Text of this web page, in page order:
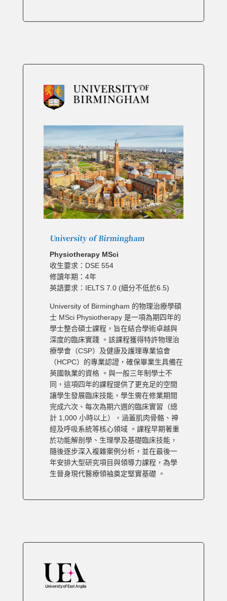
University of Birmingham
Physiotherapy MSci
收生要求：DSE 554
修讀年期：4年
英語要求：IELTS 7.0 (細分不低於6.5)
University of Birmingham 的物理治療學碩
士 MSci Physiotherapy 是一項為期四年的
學士整合碩士課程，旨在結合學術卓越與
深度的臨床實踐 。該課程獲得特許物理治
療學會（CSP）及健康及護理專業協會
（HCPC）的專業認證，確保畢業生具備在
英國執業的資格 。與一般三年制學士不
同，這項四年的課程提供了更充足的空間
讓學生發展臨床技能，學生需在修業期間
完成六次、每次為期六週的臨床實習（總
計 1,000 小時以上），涵蓋肌肉骨骼、神
經及呼吸系統等核心領域 。課程早期著重
於功能解剖學、生理學及基礎臨床技能，
隨後逐步深入複雜案例分析，並在最後一
年安排大型研究項目與領導力課程，為學
生晉身現代醫療領袖奠定堅實基礎 。